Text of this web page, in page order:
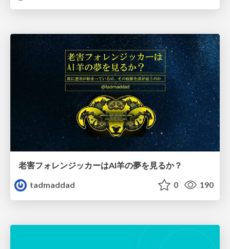
老害フォレンジッカーはAI羊の夢を見るか？
tadmaddad
0 190